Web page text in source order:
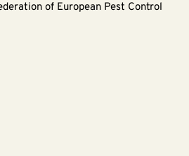
of European Pest Control